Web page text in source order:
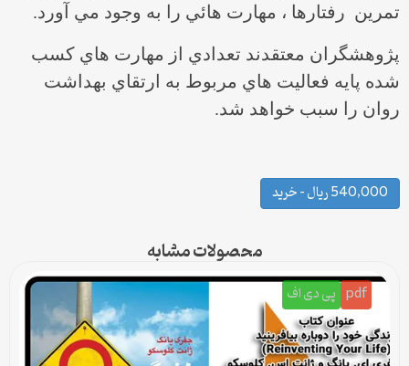
تمرين رفتارها ، مهارت هائي را به وجود مي آورد.
پژوهشگران معتقدند تعدادي از مهارت هاي كسب
شده پايه فعاليت هاي مربوط به ارتقاي بهداشت
روان را سبب خواهد شد.
540,000 ریال – خرید
محصولات مشابه
pdf پی دی اف